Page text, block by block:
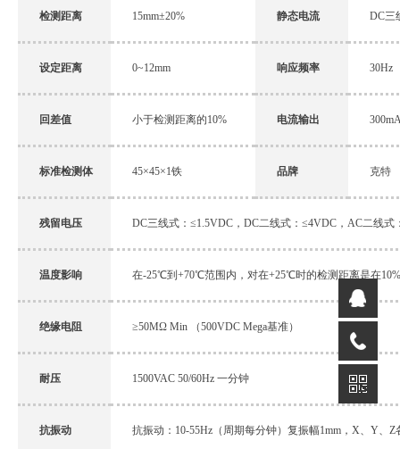
检测距离 15mm±20% 静态电流 DC三
设定距离 0~12mm 响应频率 30Hz
回差值 小于检测距离的10% 电流输出
标准检测体 45×45×1铁 品牌 克特
残留电压 DC三线式：≤1.5VDC，DC二线式：≤4VDC，AC二线式
温度影响 在-25℃到+70℃范围内，对在+25℃时的检测距离是在
绝缘电阻 ≥50MΩ Min （500VDC Mega基准）
耐压 1500VAC 50/60Hz 一分钟
抗振动 抗振动：10-55Hz（周期每分钟）复振幅1mm，X、Y、Z